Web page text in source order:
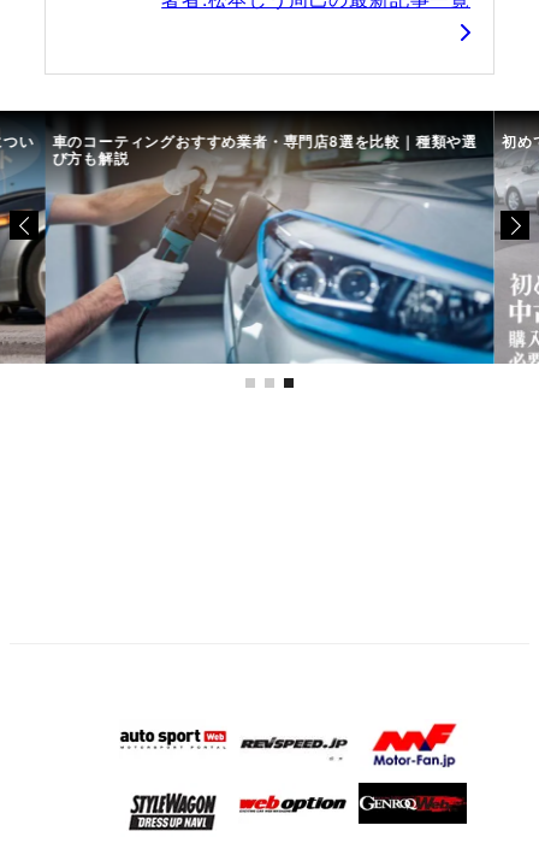
い 車のコーティングおすすめ業者・専門店8選を比較｜種類や選
び方も解説
初め